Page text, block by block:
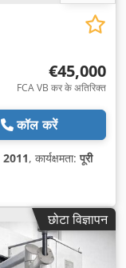
€45,000
FCA VB कर के अतिरिक्त
कॉल करें
2011, कार्यक्षमता:पूरी
छोटा विज्ञापन